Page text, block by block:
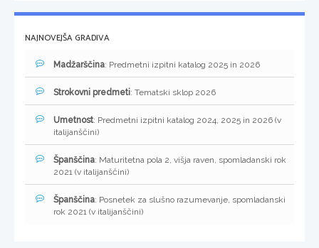
NAJNOVEJŠA GRADIVA
Madžarščina: Predmetni izpitni katalog 2025 in 2026
Strokovni predmeti: Tematski sklop 2026
Umetnost: Predmetni izpitni katalog 2024, 2025 in 2026 (v
italijanščini)
Španščina: Maturitetna pola 2, višja raven, spomladanski rok
2021 (v italijanščini)
Španščina: Posnetek za slušno razumevanje, spomladanski
rok 2021 (v italijanščini)